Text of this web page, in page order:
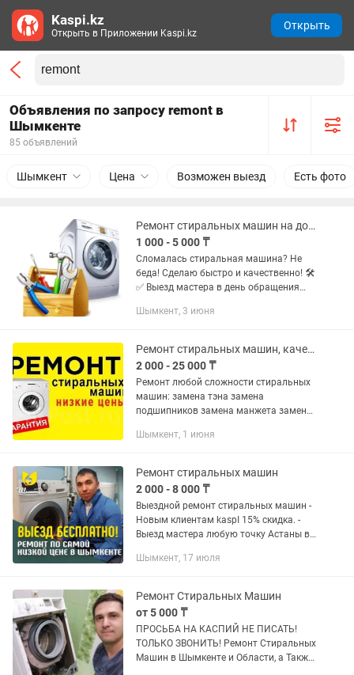
Объявления по запросу remont в
Шымкенте
85 объявлений
Шымкент Цена Возможен выезд Есть фото
Ремонт стиральных машин на дому. Гарантия.
1 000 - 5 000 ₸
Сломалась стиральная машина? Не
беда! Сделаю быстро и качественно! 🛠️
✅ Выезд мастера в день обращения
Диагностика и ремонт на дому — не
Шымкент, 3 июня
Ремонт стиральных машин, качественно!
2 000 - 25 000 ₸
Ремонт любой сложности стиральных
машин: замена тэна замена
подшипников замена манжета замена
насоса ремонт матора ремонт модуля
Шымкент, 1 июня
Ремонт стиральных машин
2 000 - 8 000 ₸
Выездной ремонт стиральных машин -
Новым клиентам kaspI 15% скидка. -
Выезд мастера любую точку Астаны в
мастер цены у меня на 20% ниже, чем у
Шымкент, 17 июля
Ремонт Стиральных Машин
от 5 000 ₸
ПРОСЬБА НА КАСПИЙ НЕ ПИСАТЬ!
ТОЛЬКО ЗВОНИТЬ! Ремонт Стиральных
Машин в Шымкенте и Области, а Также
Kaspi.kz
Открыть в Приложении Kaspi.kz
Открыть